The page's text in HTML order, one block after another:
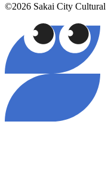
©2026 Sakai City Cultural